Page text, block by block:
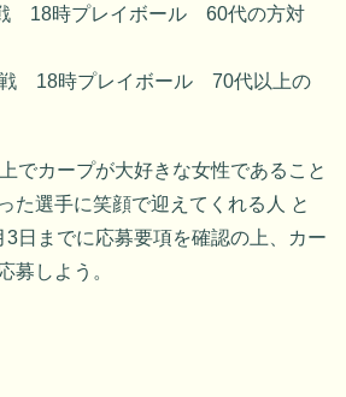
18時プレイボール 60代の方対
戦 18時プレイボール 70代以上の
でカープが大好きな女性であること
た選手に笑顔で迎えてくれる人 と
日までに応募要項を確認の上、カー
募しよう。